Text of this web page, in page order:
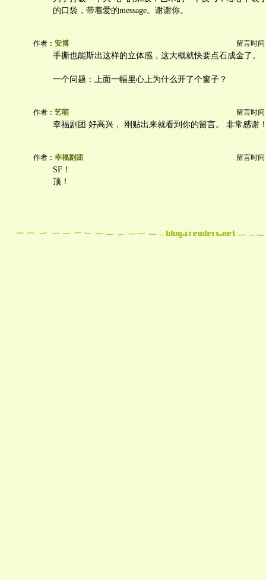
的口袋，带着爱的message。谢谢你。
作者： 安博 留言时间
手撕也能斯出这样的立体感，这大概就快要点石成金了。
一个问题：上面一幅里心上为什么开了个窗子？
作者： 艺萌 留言时间
幸福剧团 好高兴， 刚贴出来就看到你的留言。 非常感谢
作者： 幸福剧团 留言时间
SF！
顶！